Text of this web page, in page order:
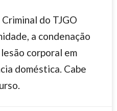
do TJGO
a condenação
corporal em
doméstica. Cabe